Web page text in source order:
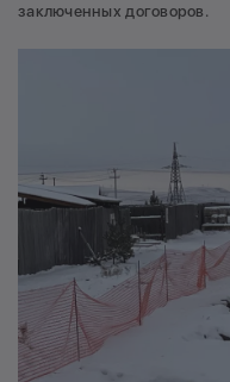
заключенных договоров.